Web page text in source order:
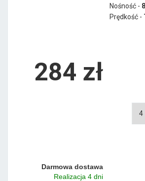
Nośność -
Prędkość -
284 zł
Darmowa dostawa
Realizacja 4 dni